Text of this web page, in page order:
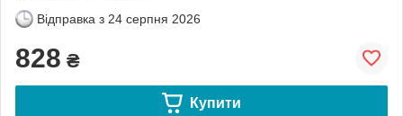
Відправка з 24 серпня 2026
828 ₴
Купити